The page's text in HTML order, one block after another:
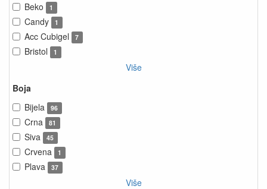
Beko 1
Candy 1
Acc Cubigel 7
Bristol 1
Više
Boja
Bijela
96
Crna 81
Siva 45
Crvena 1
Plava 37
Više